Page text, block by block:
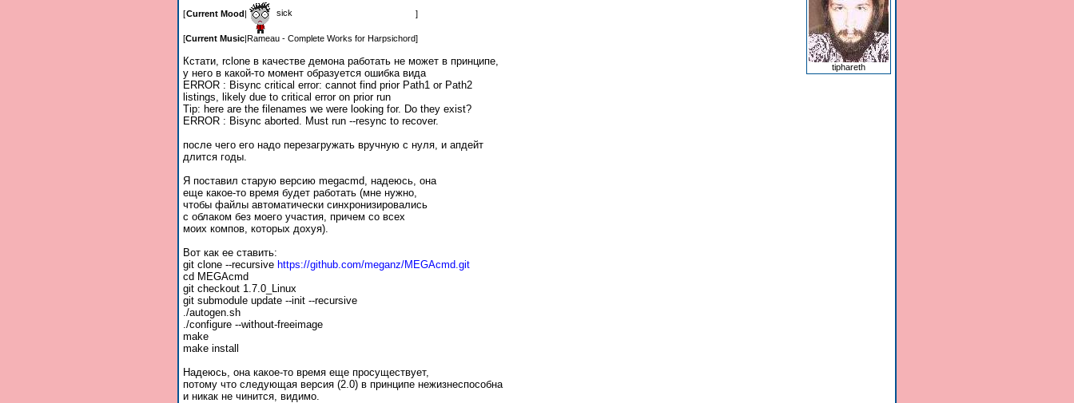
tiphareth
[Current Mood| sick ]
[Current Music|Rameau - Complete Works for Harpsichord]
Кстати, rclone в качестве демона работать не может в принципе,
у него в какой-то момент образуется ошибка вида
ERROR : Bisync critical error: cannot find prior Path1 or Path2
listings, likely due to critical error on prior run
Tip: here are the filenames we were looking for. Do they exist?
ERROR : Bisync aborted. Must run --resync to recover.
после чего его надо перезагружать вручную с нуля, и апдейт
длится годы.
Я поставил старую версию megacmd, надеюсь, она
еще какое-то время будет работать (мне нужно,
чтобы файлы автоматически синхронизировались
с облаком без моего участия, причем со всех
моих компов, которых дохуя).
Вот как ее ставить:
git clone --recursive https://github.com/meganz/MEGAcmd.git
cd MEGAcmd
git checkout 1.7.0_Linux
git submodule update --init --recursive
./autogen.sh
./configure --without-freeimage
make
make install
Надеюсь, она какое-то время еще просуществует,
потому что следующая версия (2.0) в принципе нежизнеспособна
и никак не чинится, видимо.